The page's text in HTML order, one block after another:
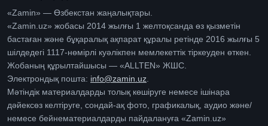
«Zamin» — Өзбекстан жаңалықтары.
«Zamin.uz» жобасы 2014 жылғы 1 желтоқсанда өз қызметін
бастаған және бұқаралық ақпарат құралы ретінде 2016 жылғы 5
шілдедегі 1117-нөмірлі куәлікпен мемлекеттік тіркеуден өткен.
Жобаның құрылтайшысы — «ALLTEN» ЖШС.
Электрондық пошта: info@zamin.uz
Мәтіндік материалдарды толық көшіруге немесе ішінара
дәйексөз келтіруге, сондай-ақ фото, графикалық, аудио және/
немесе бейнематериалдарды пайдалануға «Zamin.uz»